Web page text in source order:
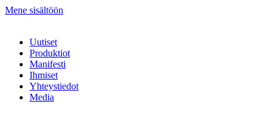
Mene sisältöön
Uutiset
Produktiot
Manifesti
Ihmiset
Yhteystiedot
Media